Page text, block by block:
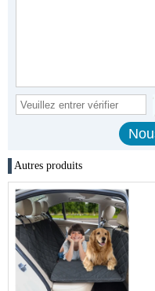
Autres produits